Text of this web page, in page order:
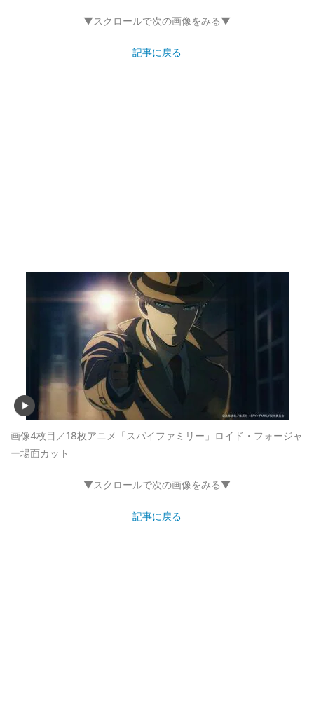
▼スクロールで次の画像をみる▼
記事に戻る
画像4枚目／18枚アニメ「スパイファミリー」ロイド・フォージャ
ー場面カット
▼スクロールで次の画像をみる▼
記事に戻る